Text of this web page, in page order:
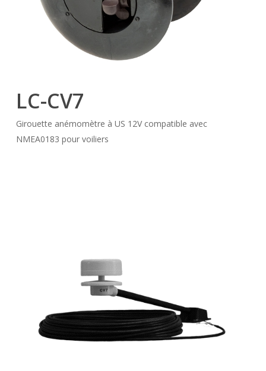
LC-CV7
Girouette anémomètre à US 12V compatible avec
NMEA0183 pour voiliers